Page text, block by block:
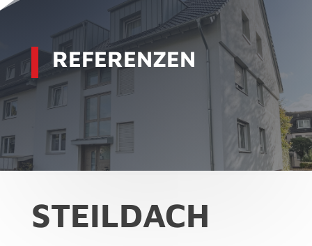
REFERENZEN
STEILDACH